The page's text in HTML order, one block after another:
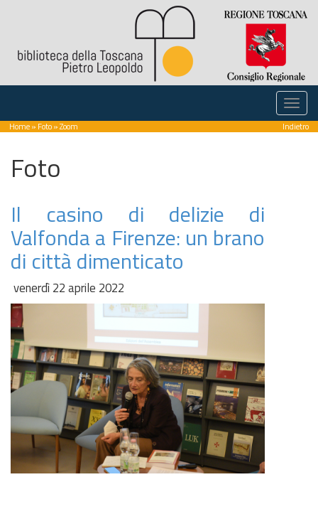
Home» Foto» Zoom Indietro
Foto
Il casino di delizie di
Valfonda a Firenze: un brano
di città dimenticato
venerdì 22 aprile 2022